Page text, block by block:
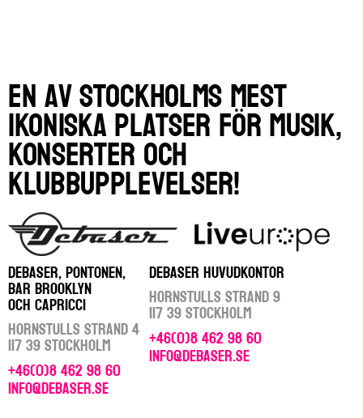
En av Stockholms mest
ikoniska platser för musik,
konserter och
klubbupplevelser!
DEBASER, PONTONEN,
BAR BROOKLYN
OCH CAPRICCI
Hornstulls Strand 4
117 39 Stockholm
+46(0)8 462 98 60
info@debaser.se
DEBASER HUVUDKONTOR
Hornstulls Strand 9
117 39 Stockholm
+46(0)8 462 98 60
info@debaser.se